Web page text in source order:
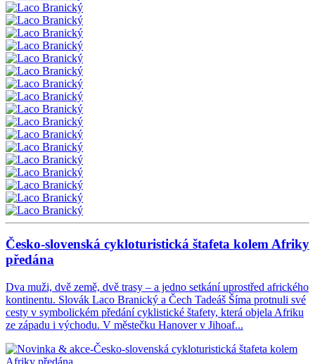
Česko-slovenská cykloturistická štafeta kolem Afriky
předána
Dva muži, dvě země, dvě trasy – a jedno setkání uprostřed afrického
kontinentu. Slovák Laco Branický a Čech Tadeáš Šíma protnuli své
cesty v symbolickém předání cyklistické štafety, která objela Afriku
ze západu i východu. V městečku Hanover v Jihoaf...